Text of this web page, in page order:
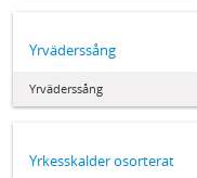
Yrväderssång
Yrväderssång
Yrkesskalder osorterat